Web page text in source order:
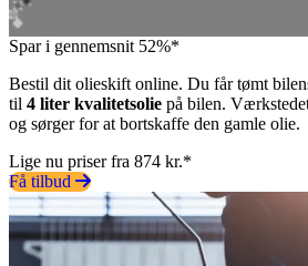
Spar i gennemsnit 52%*
Bestil dit olieskift online. Du får tømt
til 4 liter kvalitetsolie på bilen.
og sørger for at bortskaffe den gamle olie.
Lige nu priser fra 874 kr.*
Få tilbud